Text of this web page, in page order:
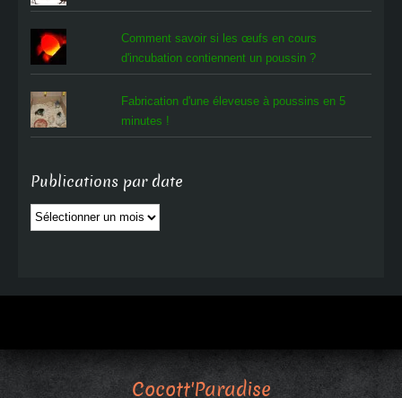
Comment savoir si les œufs en cours
d'incubation contiennent un poussin ?
Fabrication d'une éleveuse à poussins en 5
minutes !
Publications par date
Publications
par
Cocott'Paradise